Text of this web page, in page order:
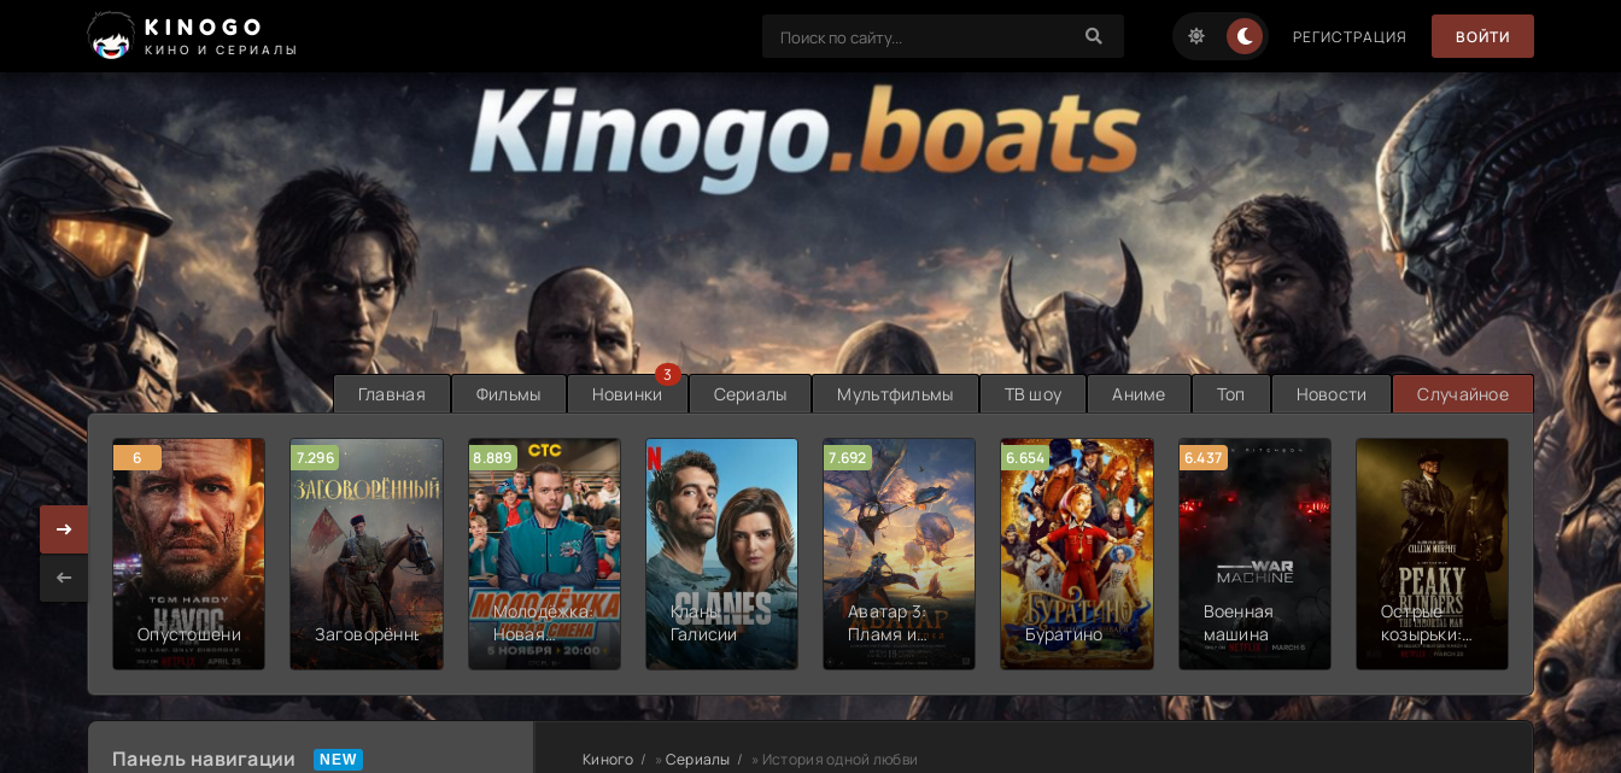
KINOGO
КИНО И СЕРИАЛЫ
РЕГИСТРАЦИЯ ВОЙТИ
Главная Фильмы Новинки
3
Сериалы Мультфильмы ТВ шоу Аниме Топ Новости Случайное
6
Опустошение
7.296
Заговорённый
8.889
Молодёжка:
Новая
смена
Кланы
Галисии
7.692
Аватар 3:
Пламя и
пепел
6.654
Буратино
6.437
Военная
машина
Острые
козырьки:
Бессмертный
7.187
2
Панель навигации Киного » Сериалы » История одной любви